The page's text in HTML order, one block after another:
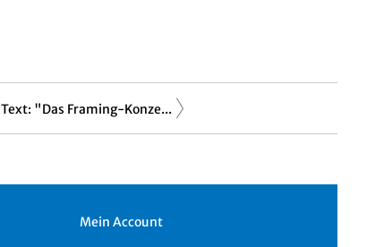
Text: "Das Framing-Konze...
Mein Account